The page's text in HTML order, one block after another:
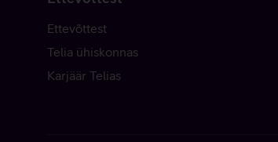
Ettevõttest
Telia ühiskonnas
Karjäär Telias